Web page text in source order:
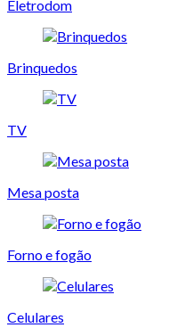
Eletrodom
Brinquedos
TV
Mesa posta
Forno e fogão
Celulares